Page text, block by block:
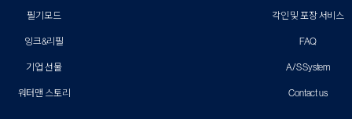
필기모드
잉크&리필
기업 선물
워터맨 스토리
각인 및 포장 서비스
FAQ
A/S System
Contact us